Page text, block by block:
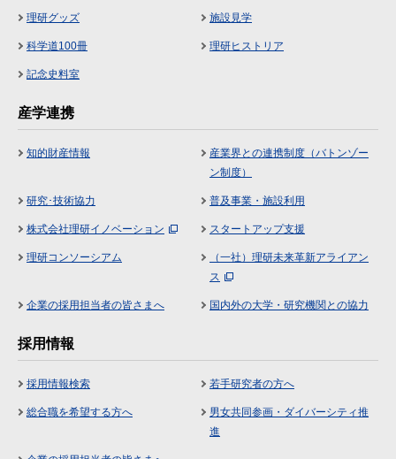
理研グッズ 施設見学
科学道100冊 理研ヒストリア
記念史料室
産学連携
知的財産情報
産業界との連携制度（バトンゾー
ン制度）
研究･技術協力 普及事業・施設利用
株式会社理研イノベーション スタートアップ支援
理研コンソーシアム
（一社）理研未来革新アライアン
ス
企業の採用担当者の皆さまへ 国内外の大学・研究機関との協力
採用情報
採用情報検索 若手研究者の方へ
総合職を希望する方へ
男女共同参画・ダイバーシティ推
進